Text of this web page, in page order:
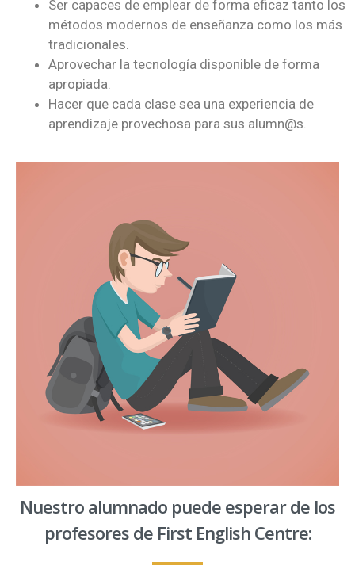
Ser capaces de emplear de forma eficaz tanto los
métodos modernos de enseñanza como los más
tradicionales.
Aprovechar la tecnología disponible de forma
apropiada.
Hacer que cada clase sea una experiencia de
aprendizaje provechosa para sus alumn@s.
Nuestro alumnado puede esperar de los
profesores de First English Centre: